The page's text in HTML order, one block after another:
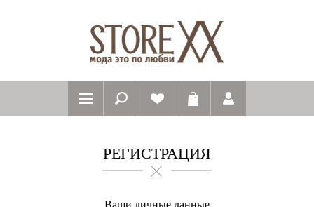
РЕГИСТРАЦИЯ